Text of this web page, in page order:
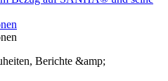
Berichte &amp;